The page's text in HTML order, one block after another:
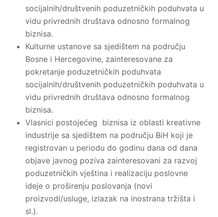
socijalnih/društvenih poduzetničkih poduhvata u
vidu privrednih društava odnosno formalnog
biznisa.
Kulturne ustanove sa sjedištem na području
Bosne i Hercegovine, zainteresovane za
pokretanje poduzetničkih poduhvata
socijalnih/društvenih poduzetničkih poduhvata u
vidu privrednih društava odnosno formalnog
biznisa.
Vlasnici postojećeg biznisa iz oblasti kreativne
industrije sa sjedištem na području BiH koji je
registrovan u periodu do godinu dana od dana
objave javnog poziva zainteresovani za razvoj
poduzetničkih vještina i realizaciju poslovne
ideje o proširenju poslovanja (novi
proizvodi/usluge, izlazak na inostrana tržišta i
sl.).